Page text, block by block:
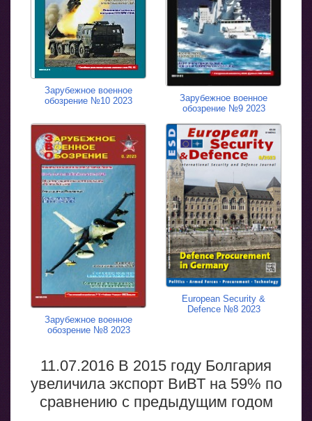
Зарубежное военное
обозрение №10 2023
Зарубежное военное
обозрение №9 2023
Зарубежное военное
обозрение №8 2023
European Security &
Defence №8 2023
11.07.2016 В 2015 году Болгария
увеличила экспорт ВиВТ на 59% по
сравнению с предыдущим годом